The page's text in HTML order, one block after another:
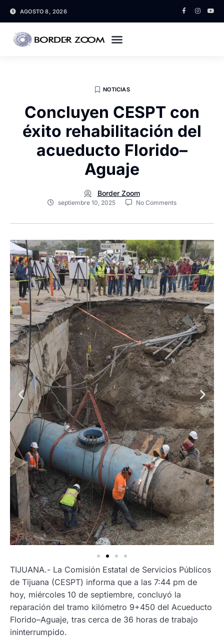
AGOSTO 8, 2026
NOTICIAS
Concluyen CESPT con
éxito rehabilitación del
acueducto Florido–
Aguaje
Border Zoom
septiembre 10, 2025 No Comments
TIJUANA.- La Comisión Estatal de Servicios Públicos
de Tijuana (CESPT) informa que a las 7:44 pm de
hoy, miércoles 10 de septiembre, concluyó la
reparación del tramo kilómetro 9+450 del Acueducto
Florido–Aguaje, tras cerca de 36 horas de trabajo
ininterrumpido.